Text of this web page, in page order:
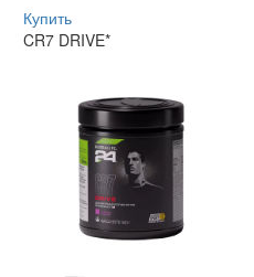
Купить
CR7 DRIVE*